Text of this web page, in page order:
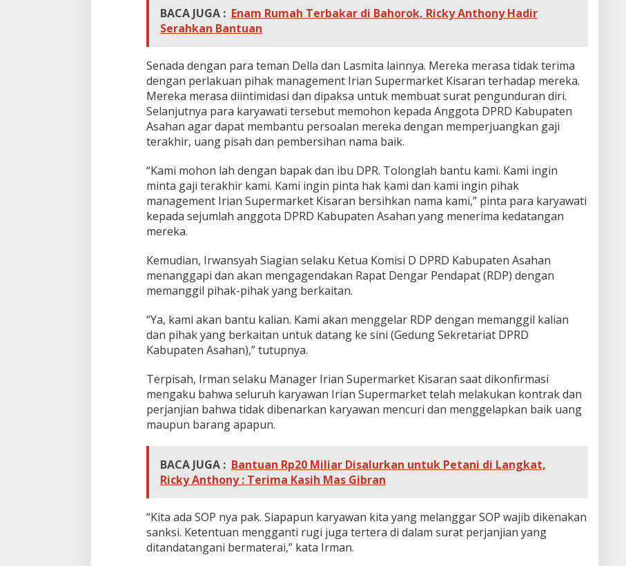
BACA JUGA : Enam Rumah Terbakar di Bahorok, Ricky Anthony Hadir
Serahkan Bantuan
Senada dengan para teman Della dan Lasmita lainnya. Mereka merasa tidak terima
dengan perlakuan pihak management Irian Supermarket Kisaran terhadap mereka.
Mereka merasa diintimidasi dan dipaksa untuk membuat surat pengunduran diri.
Selanjutnya para karyawati tersebut memohon kepada Anggota DPRD Kabupaten
Asahan agar dapat membantu persoalan mereka dengan memperjuangkan gaji
terakhir, uang pisah dan pembersihan nama baik.
“Kami mohon lah dengan bapak dan ibu DPR. Tolonglah bantu kami. Kami ingin
minta gaji terakhir kami. Kami ingin pinta hak kami dan kami ingin pihak
management Irian Supermarket Kisaran bersihkan nama kami,” pinta para karyawati
kepada sejumlah anggota DPRD Kabupaten Asahan yang menerima kedatangan
mereka.
Kemudian, Irwansyah Siagian selaku Ketua Komisi D DPRD Kabupaten Asahan
menanggapi dan akan mengagendakan Rapat Dengar Pendapat (RDP) dengan
memanggil pihak-pihak yang berkaitan.
“Ya, kami akan bantu kalian. Kami akan menggelar RDP dengan memanggil kalian
dan pihak yang berkaitan untuk datang ke sini (Gedung Sekretariat DPRD
Kabupaten Asahan),” tutupnya.
Terpisah, Irman selaku Manager Irian Supermarket Kisaran saat dikonfirmasi
mengaku bahwa seluruh karyawan Irian Supermarket telah melakukan kontrak dan
perjanjian bahwa tidak dibenarkan karyawan mencuri dan menggelapkan baik uang
maupun barang apapun.
BACA JUGA : Bantuan Rp20 Miliar Disalurkan untuk Petani di Langkat,
Ricky Anthony : Terima Kasih Mas Gibran
“Kita ada SOP nya pak. Siapapun karyawan kita yang melanggar SOP wajib dikenakan
sanksi. Ketentuan mengganti rugi juga tertera di dalam surat perjanjian yang
ditandatangani bermaterai,” kata Irman.